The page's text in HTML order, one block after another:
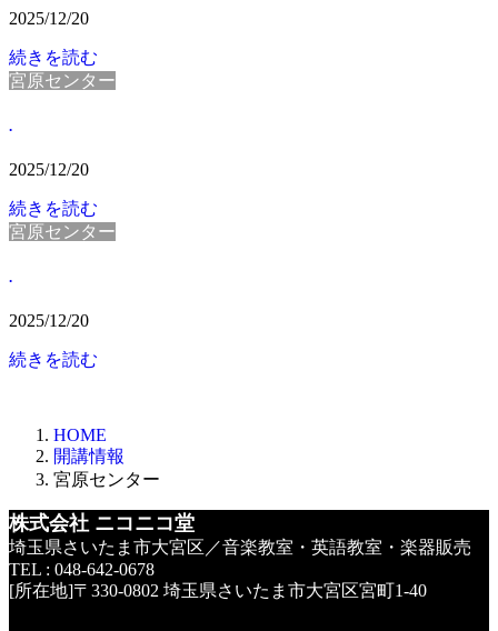
2025/12/20
続きを読む
宮原センター
.
2025/12/20
続きを読む
宮原センター
.
2025/12/20
続きを読む
HOME
開講情報
宮原センター
株式会社 ニコニコ堂
埼玉県さいたま市大宮区／音楽教室・英語教室・楽器販売
TEL : 048-642-0678
[所在地]〒330-0802 埼玉県さいたま市大宮区宮町1-40